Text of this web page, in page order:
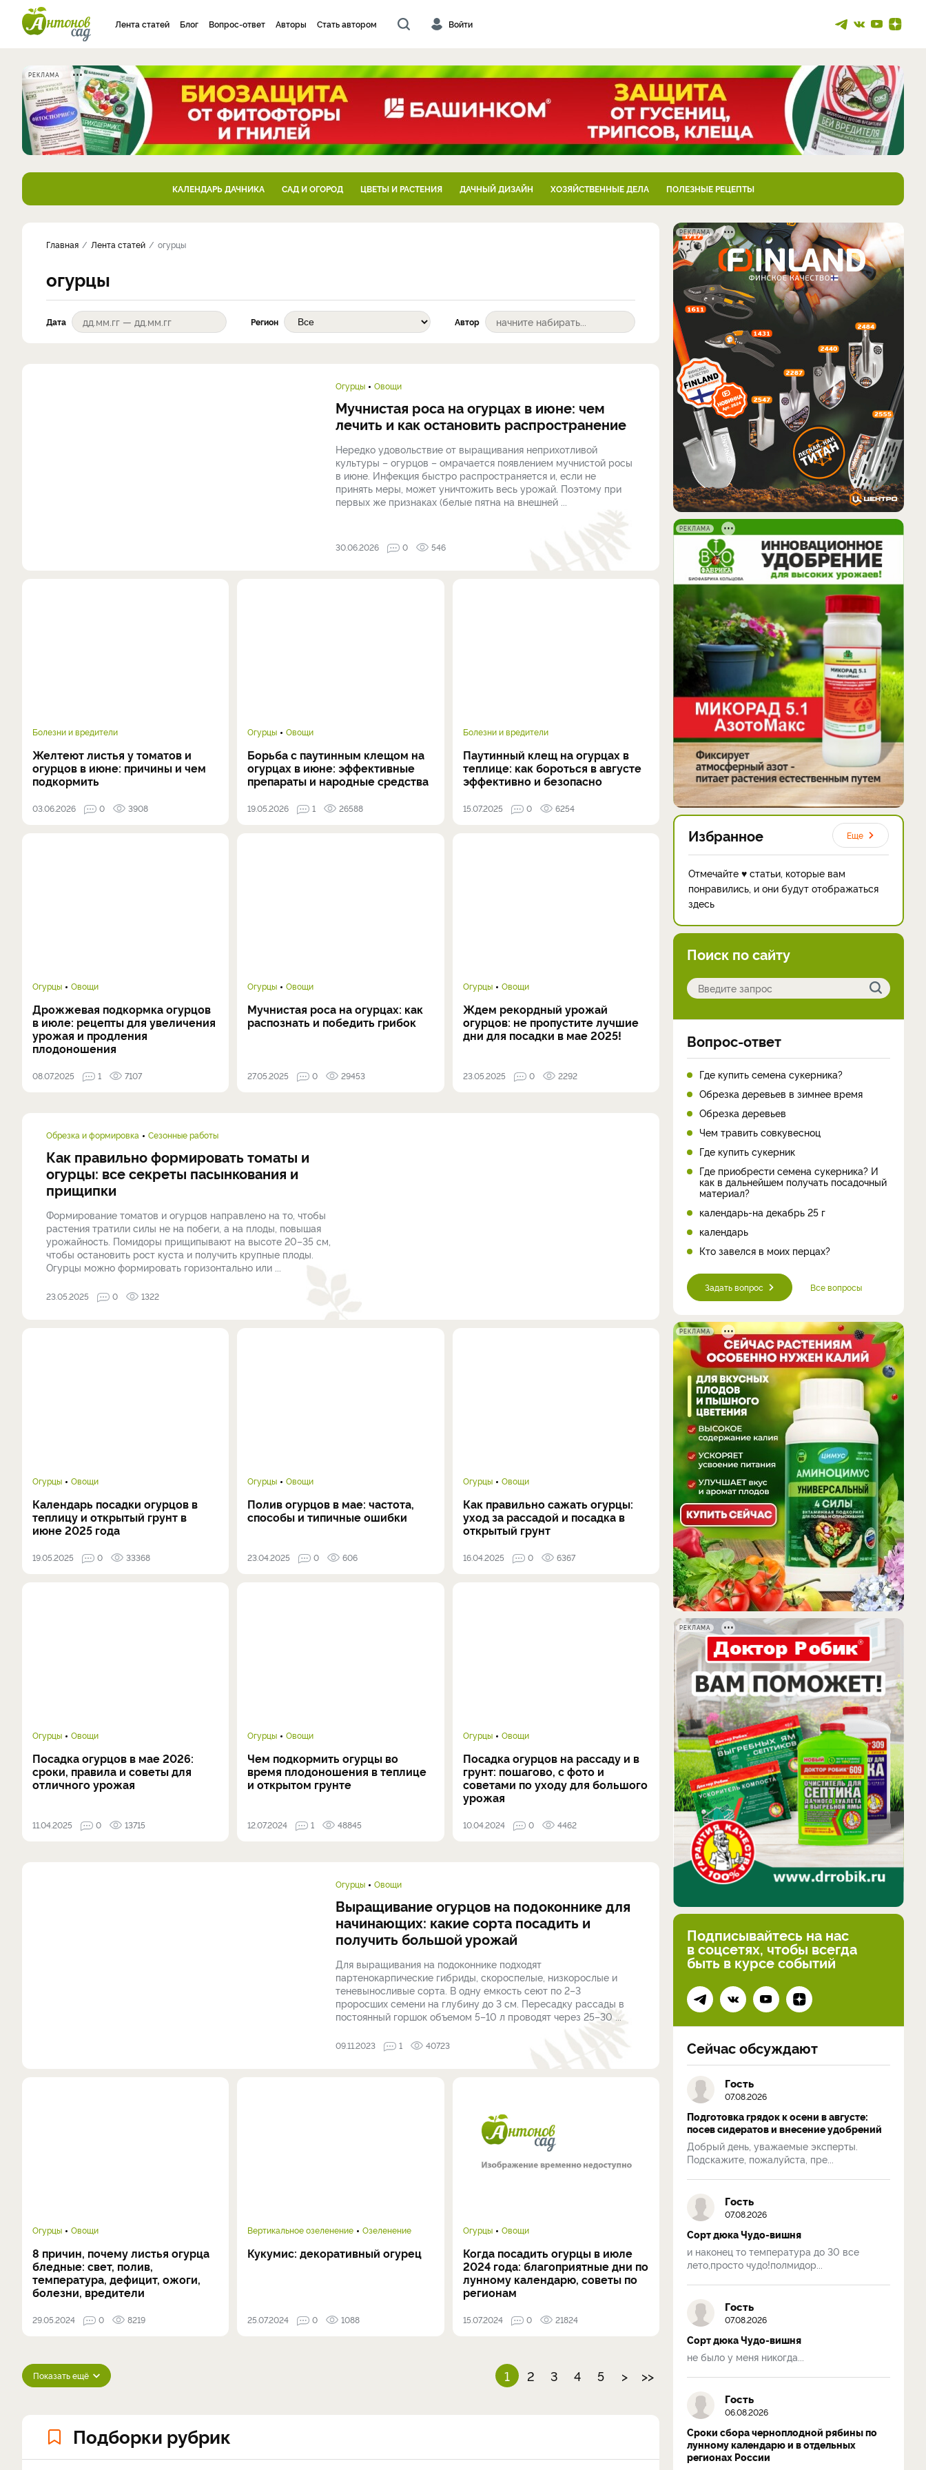
Лента статей Блог Вопрос-ответ Авторы Стать автором Войти
РЕКЛАМА
КАЛЕНДАРЬ ДАЧНИКА САД И ОГОРОД ЦВЕТЫ И РАСТЕНИЯ ДАЧНЫЙ ДИЗАЙН ХОЗЯЙСТВЕННЫЕ ДЕЛА ПОЛЕЗНЫЕ РЕЦЕПТЫ
Главная Лента статей огурцы
огурцы
Дата Регион Автор
Огурцы Овощи
Мучнистая роса на огурцах в июне: чем
лечить и как остановить распространение
Нередко удовольствие от выращивания неприхотливой
культуры – огурцов – омрачается появлением мучнистой росы
в июне. Инфекция быстро распространяется и, если не
принять меры, может уничтожить весь урожай. Поэтому при
первых же признаках (белые пятна на внешней ...
30.06.2026 0 546
Болезни и вредители
Желтеют листья у томатов и
огурцов в июне: причины и чем
подкормить
03.06.2026 0 3908
Огурцы Овощи
Борьба с паутинным клещом на
огурцах в июне: эффективные
препараты и народные средства
19.05.2026 1 26588
Болезни и вредители
Паутинный клещ на огурцах в
теплице: как бороться в августе
эффективно и безопасно
15.07.2025 0 6254
Огурцы Овощи
Дрожжевая подкормка огурцов
в июле: рецепты для увеличения
урожая и продления
плодоношения
08.07.2025 1 7107
Огурцы Овощи
Мучнистая роса на огурцах: как
распознать и победить грибок
27.05.2025 0 29453
Огурцы Овощи
Ждем рекордный урожай
огурцов: не пропустите лучшие
дни для посадки в мае 2025!
23.05.2025 0 2292
Обрезка и формировка Сезонные работы
Как правильно формировать томаты и
огурцы: все секреты пасынкования и
прищипки
Формирование томатов и огурцов направлено на то, чтобы
растения тратили силы не на побеги, а на плоды, повышая
урожайность. Помидоры прищипывают на высоте 20–35 см,
чтобы остановить рост куста и получить крупные плоды.
Огурцы можно формировать горизонтально или ...
23.05.2025 0 1322
Огурцы Овощи
Календарь посадки огурцов в
теплицу и открытый грунт в
июне 2025 года
19.05.2025 0 33368
Огурцы Овощи
Полив огурцов в мае: частота,
способы и типичные ошибки
23.04.2025 0 606
Огурцы Овощи
Как правильно сажать огурцы:
уход за рассадой и посадка в
открытый грунт
16.04.2025 0 6367
Огурцы Овощи
Посадка огурцов в мае 2026:
сроки, правила и советы для
отличного урожая
11.04.2025 0 13715
Огурцы Овощи
Чем подкормить огурцы во
время плодоношения в теплице
и открытом грунте
12.07.2024 1 48845
Огурцы Овощи
Посадка огурцов на рассаду и в
грунт: пошагово, с фото и
советами по уходу для большого
урожая
10.04.2024 0 4462
Огурцы Овощи
Выращивание огурцов на подоконнике для
начинающих: какие сорта посадить и
получить большой урожай
Для выращивания на подоконнике подходят
партенокарпические гибриды, скороспелые, низкорослые и
теневыносливые сорта. В одну емкость сеют по 2–3
проросших семени на глубину до 3 см. Пересадку рассады в
постоянный горшок объемом 5–10 л проводят через 25–30 ...
09.11.2023 1 40723
Огурцы Овощи
8 причин, почему листья огурца
бледные: свет, полив,
температура, дефицит, ожоги,
болезни, вредители
29.05.2024 0 8219
Вертикальное озеленение Озеленение
Кукумис: декоративный огурец
25.07.2024 0 1088
Огурцы Овощи
Когда посадить огурцы в июле
2024 года: благоприятные дни по
лунному календарю, советы по
регионам
15.07.2024 0 21824
Показать ещё 1 2 3 4 5 > >>
Подборки рубрик
РЕКЛАМА
РЕКЛАМА
Избранное Еще
Отмечайте ♥ статьи, которые вам
понравились, и они будут отображаться
здесь
Поиск по сайту
Вопрос-ответ
Где купить семена сукерника?
Обрезка деревьев в зимнее время
Обрезка деревьев
Чем травить совкувесноц
Где купить сукерник
Где приобрести семена сукерника? И
как в дальнейшем получать посадочный
материал?
календарь-на декабрь 25 г
календарь
Кто завелся в моих перцах?
Задать вопрос Все вопросы
РЕКЛАМА
РЕКЛАМА
Подписывайтесь на нас
в соцсетях, чтобы всегда
быть в курсе событий
Сейчас обсуждают
Гость
07.08.2026
Подготовка грядок к осени в августе:
посев сидератов и внесение удобрений
Добрый день, уважаемые эксперты.
Подскажите, пожалуйста, пре...
Гость
07.08.2026
Сорт дюка Чудо-вишня
и наконец то температура до 30 все
лето,просто чудо!полмидор...
Гость
07.08.2026
Сорт дюка Чудо-вишня
не было у меня никогда...
Гость
06.08.2026
Сроки сбора черноплодной рябины по
лунному календарю и в отдельных
регионах России